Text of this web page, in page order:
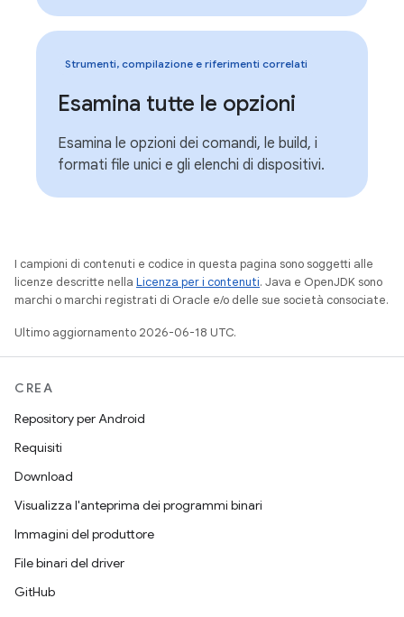
Strumenti, compilazione e riferimenti correlati
Esamina tutte le opzioni
Esamina le opzioni dei comandi, le build, i
formati file unici e gli elenchi di dispositivi.
I campioni di contenuti e codice in questa pagina sono soggetti alle
licenze descritte nella Licenza per i contenuti. Java e OpenJDK sono
marchi o marchi registrati di Oracle e/o delle sue società consociate.
Ultimo aggiornamento 2026-06-18 UTC.
CREA
Repository per Android
Requisiti
Download
Visualizza l'anteprima dei programmi binari
Immagini del produttore
File binari del driver
GitHub